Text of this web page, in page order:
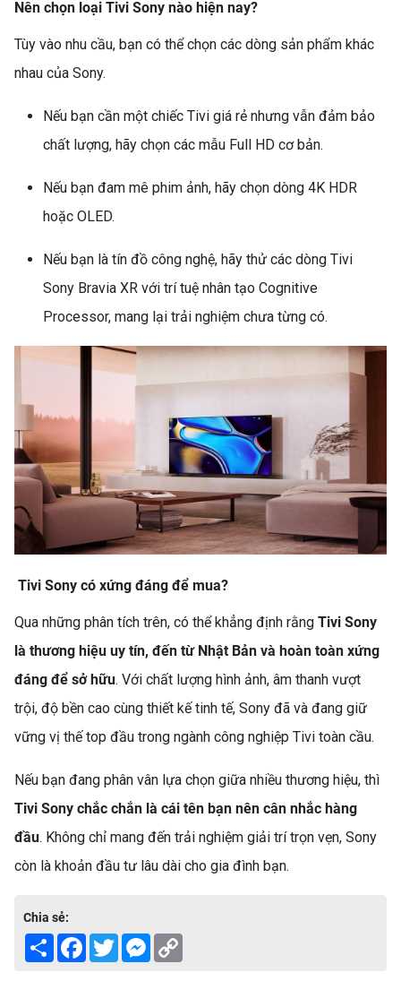
Nên chọn loại Tivi Sony nào hiện nay?
Tùy vào nhu cầu, bạn có thể chọn các dòng sản phẩm khác
nhau của Sony.
Nếu bạn cần một chiếc Tivi giá rẻ nhưng vẫn đảm bảo
chất lượng, hãy chọn các mẫu Full HD cơ bản.
Nếu bạn đam mê phim ảnh, hãy chọn dòng 4K HDR
hoặc OLED.
Nếu bạn là tín đồ công nghệ, hãy thử các dòng Tivi
Sony Bravia XR với trí tuệ nhân tạo Cognitive
Processor, mang lại trải nghiệm chưa từng có.
Tivi Sony có xứng đáng để mua?
Qua những phân tích trên, có thể khẳng định rằng Tivi Sony
là thương hiệu uy tín, đến từ Nhật Bản và hoàn toàn xứng
đáng để sở hữu. Với chất lượng hình ảnh, âm thanh vượt
trội, độ bền cao cùng thiết kế tinh tế, Sony đã và đang giữ
vững vị thế top đầu trong ngành công nghiệp Tivi toàn cầu.
Nếu bạn đang phân vân lựa chọn giữa nhiều thương hiệu, thì
Tivi Sony chắc chắn là cái tên bạn nên cân nhắc hàng
đầu. Không chỉ mang đến trải nghiệm giải trí trọn vẹn, Sony
còn là khoản đầu tư lâu dài cho gia đình bạn.
Chia sẻ:
ShareFacebook
TwitterMessenger
Copy
TỦ LẠNH HISENSE
RT256N4EBN – LỰA CHỌN
THÔNG MINH CHO GIA
MÁY LẠNH KHÔNG TẮT
ĐƯỢC? NGUYÊN NHÂN VÀ
CÁCH SỬA CHI TIẾT (MÁY
SO SÁNH MÁY GIẶT
INVERTER VÀ MÁY GIẶT
NÀO?
TOP 5 MÁY GIẶT LỒNG
NGANG CHẤT LƯỢNG, GIÁ
TỐT NHẤT HIỆN NAY
Máy giặt lồng ngang (cửa
lựa chọn hàng đầu của nhiều
sang trọng, khả năng giặt
sạch vượt trội, bảo vệ quần áo
tốt hơn và tiết kiệm điện nước